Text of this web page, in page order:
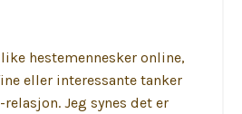
hestemennesker online,
eller interessante tanker
Jeg synes det er